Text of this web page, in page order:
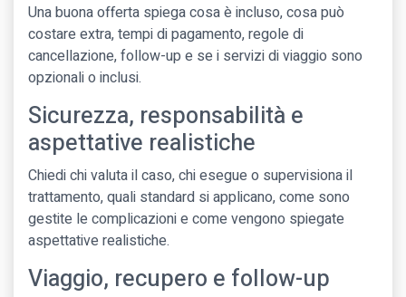
Una buona offerta spiega cosa è incluso, cosa può
costare extra, tempi di pagamento, regole di
cancellazione, follow-up e se i servizi di viaggio sono
opzionali o inclusi.
Sicurezza, responsabilità e
aspettative realistiche
Chiedi chi valuta il caso, chi esegue o supervisiona il
trattamento, quali standard si applicano, come sono
gestite le complicazioni e come vengono spiegate
aspettative realistiche.
Viaggio, recupero e follow-up